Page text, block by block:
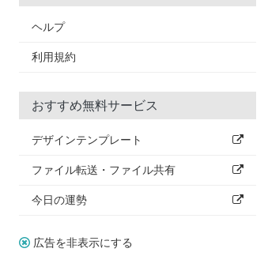
ヘルプ
利用規約
おすすめ無料サービス
デザインテンプレート
ファイル転送・ファイル共有
今日の運勢
広告を非表示にする